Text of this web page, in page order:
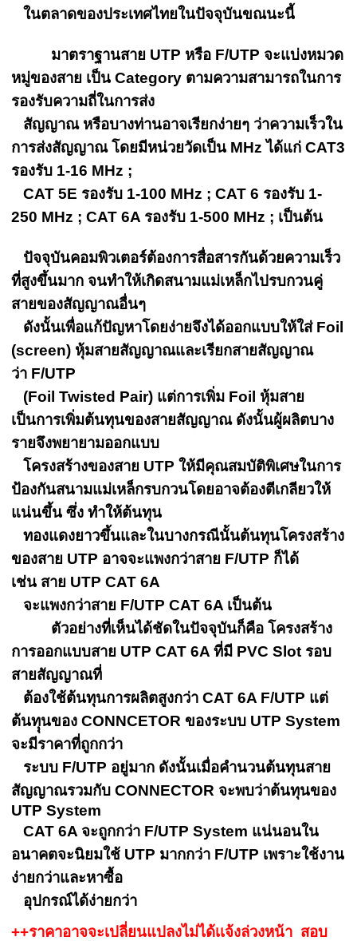
ในตลาดของประเทศไทยในปัจจุบันขณนะนี้
มาตราฐานสาย UTP หรือ F/UTP จะแบ่งหมวด
หมู่ของสาย เป็น Category ตามความสามารถในการ
รองรับความถี่ในการส่ง
สัญญาณ หรือบางท่านอาจเรียกง่ายๆ ว่าความเร็วใน
การส่งสัญญาณ โดยมีหน่วยวัดเป็น MHz ได้แก่ CAT3
รองรับ 1-16 MHz ;
CAT 5E รองรับ 1-100 MHz ; CAT 6 รองรับ 1-
250 MHz ; CAT 6A รองรับ 1-500 MHz ; เป็นต้น
ปัจจุบันคอมพิวเตอร์ต้องการสื่อสารกันด้วยความเร็ว
ที่สูงขึ้นมาก จนทำให้เกิดสนามแม่เหล็กไปรบกวนคู่
สายของสัญญาณอื่นๆ
ดังนั้นเพื่อแก้ปัญหาโดยง่ายจึงได้ออกแบบให้ใส่ Foil
(screen) หุ้มสายสัญญาณและเรียกสายสัญญาณ
ว่า F/UTP
(Foil Twisted Pair) แต่การเพิ่ม Foil หุ้มสาย
เป็นการเพิ่มต้นทุนของสายสัญญาณ ดังนั้นผู้ผลิตบาง
รายจึงพยายามออกแบบ
โครงสร้างของสาย UTP ให้มีคุณสมบัติพิเศษในการ
ป้องกันสนามแม่เหล็กรบกวนโดยอาจต้องตีเกลียวให้
แน่นขึ้น ซึ่ง ทำให้ต้นทุน
ทองแดงยาวขึ้นและในบางกรณีนั้นต้นทุนโครงสร้าง
ของสาย UTP อาจจะแพงกว่าสาย F/UTP ก็ได้
เช่น สาย UTP CAT 6A
จะแพงกว่าสาย F/UTP CAT 6A เป็นต้น
ตัวอย่างที่เห็นได้ชัดในปัจจุบันก็คือ โครงสร้าง
การออกแบบสาย UTP CAT 6A ที่มี PVC Slot รอบ
สายสัญญาณที่
ต้องใช้ต้นทุนการผลิตสูงกว่า CAT 6A F/UTP แต่
ต้นทุุนของ CONNCETOR ของระบบ UTP System
จะมีราคาที่ถูกกว่า
ระบบ F/UTP อยู่มาก ดังนั้นเมื่อคำนวนต้นทุนสาย
สัญญาณรวมกับ CONNECTOR จะพบว่าต้นทุนของ
UTP System
CAT 6A จะถูกกว่า F/UTP System แน่นอนใน
อนาคตจะนิยมใช้ UTP มากกว่า F/UTP เพราะใช้งาน
ง่ายกว่าและหาซื้อ
อุปกรณ์ได้ง่ายกว่า
++ราคาอาจจะเปลี่ยนแปลงไม่ได้เเจ้งล่วงหน้า สอบ